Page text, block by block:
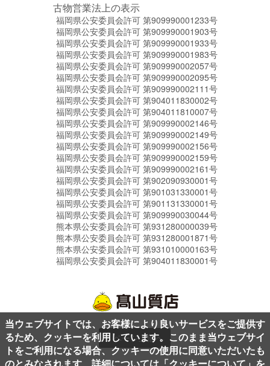
古物営業法上の表示
福岡県公安委員会許可 第909990001233号
福岡県公安委員会許可 第909990001903号
福岡県公安委員会許可 第909990001933号
福岡県公安委員会許可 第909990001983号
福岡県公安委員会許可 第909990002057号
福岡県公安委員会許可 第909990002095号
福岡県公安委員会許可 第909990002111号
福岡県公安委員会許可 第904011830002号
福岡県公安委員会許可 第904011810007号
福岡県公安委員会許可 第909990002146号
福岡県公安委員会許可 第909990002149号
福岡県公安委員会許可 第909990002156号
福岡県公安委員会許可 第909990002159号
福岡県公安委員会許可 第909990002161号
福岡県公安委員会許可 第902090930001号
福岡県公安委員会許可 第901031330001号
福岡県公安委員会許可 第901131330001号
福岡県公安委員会許可 第909990030044号
熊本県公安委員会許可 第931280000039号
熊本県公安委員会許可 第931280001871号
熊本県公安委員会許可 第931010000163号
福岡県公安委員会許可 第904011830001号
ページ上部へ
当ウェブサイトでは、お客様により良いサービスをご提供す
るため、クッキーを利用しています。このまま当ウェブサイ
トをご利用になる場合、クッキーの使用に同意いただいたも